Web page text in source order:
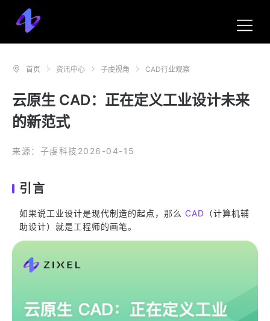
首页 资讯中心 子虔视角 CAD行业观察
云原生 CAD：正在定义工业设计未来
的新范式
来源：子虔科技 2026-04-15
引言
如果说工业设计是现代制造的起点，那么 CAD （计算机辅
助设计）就是工程师的画笔。